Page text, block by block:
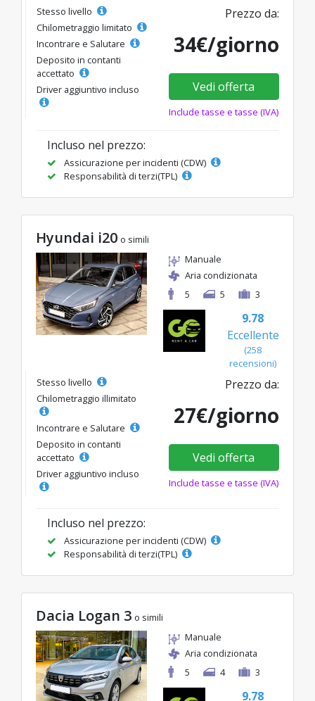
Stesso livello
Chilometraggio limitato
Incontrare e Salutare
Deposito in contanti
accettato
Driver aggiuntivo incluso
Prezzo da:
34€/giorno
Vedi offerta
Include tasse e tasse (IVA)
Incluso nel prezzo:
Assicurazione per incidenti (CDW)
Responsabilità di terzi(TPL)
Hyundai i20 o simili
Manuale
Aria condizionata
5
5 3
9.78
Eccellente
(258
recensioni)
Stesso livello
Chilometraggio illimitato
Incontrare e Salutare
Deposito in contanti
accettato
Driver aggiuntivo incluso
Prezzo da:
27€/giorno
Vedi offerta
Include tasse e tasse (IVA)
Incluso nel prezzo:
Assicurazione per incidenti (CDW)
Responsabilità di terzi(TPL)
Dacia Logan 3 o simili
Manuale
Aria condizionata
5
4 3
9.78